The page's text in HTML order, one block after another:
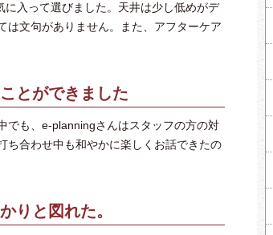
に入って選びました。天井は少し低めがデ
は文句がありません。また、アフターケア
とができました
でも、e-planningさんはスタッフの方の対
ち合わせ中も和やかに楽しくお話できたの
りと図れた。